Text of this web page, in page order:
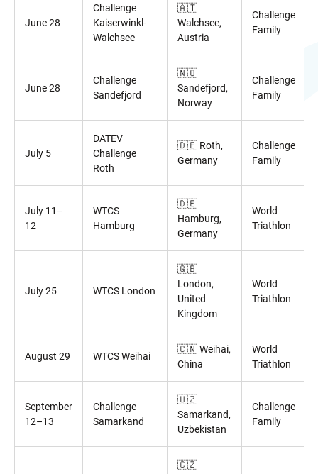
June 28
Challenge
Kaiserwinkl-
Walchsee
🇦🇹
Walchsee,
Austria
Challenge
Family
June 28
Challenge
Sandefjord
🇳🇴
Sandefjord,
Norway
Challenge
Family
July 5
DATEV
Challenge
Roth
🇩🇪 Roth,
Germany
Challenge
Family
July 11–
12
WTCS
Hamburg
🇩🇪
Hamburg,
Germany
World
Triathlon
July 25 WTCS London
🇬🇧
London,
United
Kingdom
World
Triathlon
August 29 WTCS Weihai
🇨🇳 Weihai,
China
World
Triathlon
September
12–13
Challenge
Samarkand
🇺🇿
Samarkand,
Uzbekistan
Challenge
Family
🇨🇿